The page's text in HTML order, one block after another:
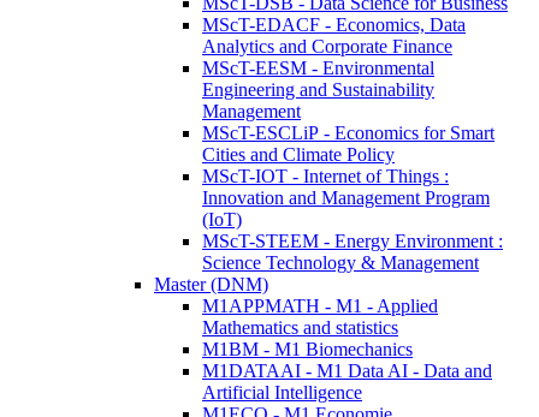
MScT-EDACF - Economics, Data
Analytics and Corporate Finance
MScT-EESM - Environmental
Engineering and Sustainability
Management
MScT-ESCLiP - Economics for Smart
Cities and Climate Policy
MScT-IOT - Internet of Things :
Innovation and Management Program
(IoT)
MScT-STEEM - Energy Environment :
Science Technology & Management
Master (DNM)
M1APPMATH - M1 - Applied
Mathematics and statistics
M1BM - M1 Biomechanics
M1DATAAI - M1 Data AI - Data and
Artificial Intelligence